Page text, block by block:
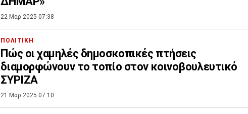
22 Μαρ 2025 07:38
ΠΟΛΙΤΙΚΗ
Πώς οι χαμηλές δημοσκοπικές πτήσεις
διαμορφώνουν το τοπίο στον κοινοβουλευτικό
ΣΥΡΙΖΑ
21 Μαρ 2025 07:10